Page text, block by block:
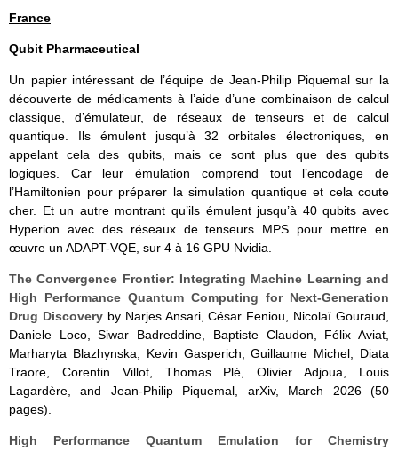
France
Qubit Pharmaceutical
Un papier intéressant de l’équipe de Jean-Philip Piquemal sur la
découverte de médicaments à l’aide d’une combinaison de calcul
classique, d’émulateur, de réseaux de tenseurs et de calcul
quantique. Ils émulent jusqu’à 32 orbitales électroniques, en
appelant cela des qubits, mais ce sont plus que des qubits
logiques. Car leur émulation comprend tout l’encodage de
l’Hamiltonien pour préparer la simulation quantique et cela coute
cher. Et un autre montrant qu’ils émulent jusqu’à 40 qubits avec
Hyperion avec des réseaux de tenseurs MPS pour mettre en
œuvre un ADAPT-VQE, sur 4 à 16 GPU Nvidia.
The Convergence Frontier: Integrating Machine Learning and
High Performance Quantum Computing for Next-Generation
Drug Discoveryby Narjes Ansari, César Feniou, Nicolaï Gouraud,
Daniele Loco, Siwar Badreddine, Baptiste Claudon, Félix Aviat,
Marharyta Blazhynska, Kevin Gasperich, Guillaume Michel, Diata
Traore, Corentin Villot, Thomas Plé, Olivier Adjoua, Louis
Lagardère, and Jean-Philip Piquemal, arXiv, March 2026 (50
pages).
High Performance Quantum Emulation for Chemistry